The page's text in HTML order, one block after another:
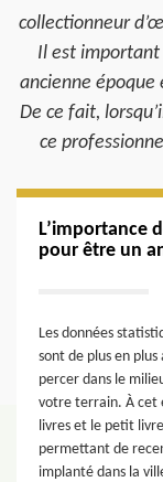
collectionneur
Il est important
ancienne époque
De ce fait,
ce
L’importance
pour être un
Les données
sont de plus en
percer dans le
votre terrain. À cet
livres et le petit
permettant de
implanté dans la